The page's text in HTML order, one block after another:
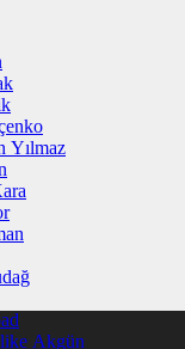
Yılmaz
Akgün